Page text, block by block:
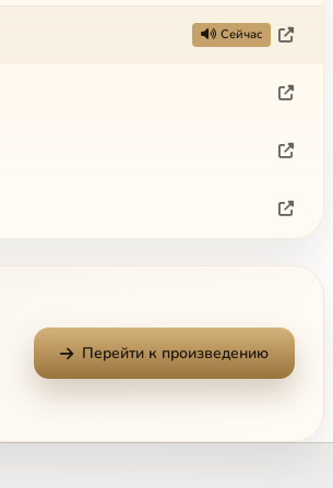
Сейчас
Перейти к произведению